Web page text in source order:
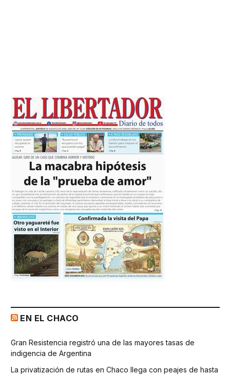
EN EL CHACO
Gran Resistencia registró una de las mayores tasas de
indigencia de Argentina
La privatización de rutas en Chaco llega con peajes de hasta